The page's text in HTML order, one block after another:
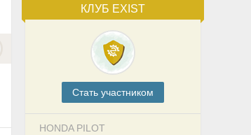
КЛУБ EXIST
Cтать участником
HONDA PILOT